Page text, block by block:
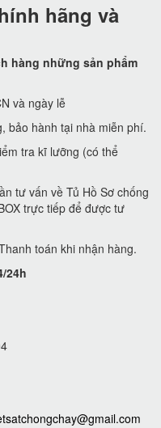
hãng và
hàng những sản phẩm
và ngày lễ
bảo hành tại nhà miễn phí.
tra kĩ lưỡng (có thể
tư vấn về Tủ Hồ Sơ chống
trực tiếp để được tư
toán khi nhận hàng.
24h